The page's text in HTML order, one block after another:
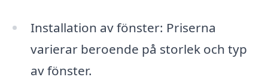
Installation av fönster: Priserna
varierar beroende på storlek och typ
av fönster.